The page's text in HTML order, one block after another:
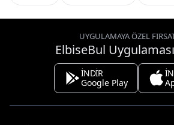
UYGULAMAYA ÖZEL
ElbiseBul
İNDİR
Google Play